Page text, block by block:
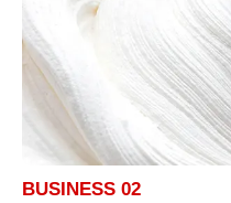
BUSINESS 02